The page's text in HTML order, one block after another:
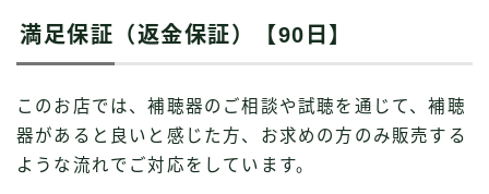
満足保証（返金保証）【90日】
このお店では、補聴器のご相談や試聴を通じて、補聴
器があると良いと感じた方、お求めの方のみ販売する
ような流れでご対応をしています。